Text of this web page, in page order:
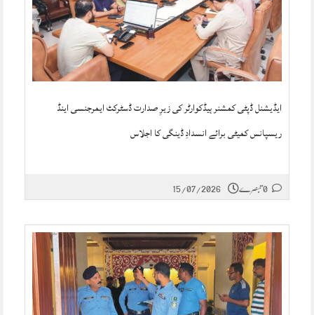
ایڈیشنل ڈپٹی کمشنر ہیڈکوارٹر کی زیرِ صدارت ڈسٹرکٹ ایمرجنسی اینڈ
ریسپانس کمیٹی برائے انسدادِ ڈینگی کا اجلاس
15/07/2026